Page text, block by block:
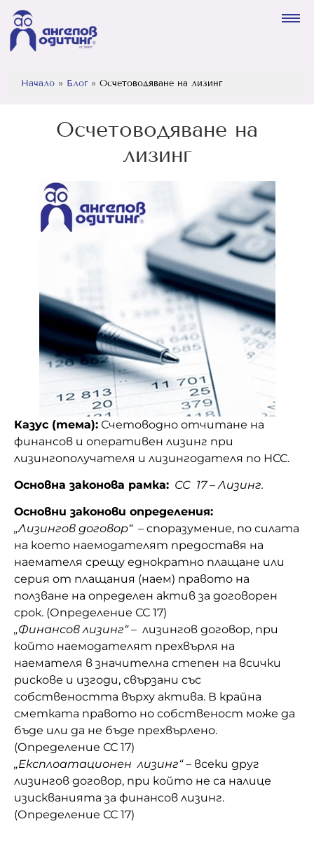
Начало » Блог» Осчетоводяване на лизинг
Осчетоводяване на
лизинг
Казус (тема): Счетоводно отчитане на
финансов и оперативен лизинг при
лизингополучателя и лизингодателя по НСС.
Основна законова рамка: СС 17 – Лизинг.
Основни законови определения:
„Лизингов договор“– споразумение, по силата
на което наемодателят предоставя на
наемателя срещу еднократно плащане или
серия от плащания (наем) правото на
ползване на определен актив за договорен
срок. (Определение СС 17)
„Финансов лизинг“– лизингов договор, при
който наемодателят прехвърля на
наемателя в значителна степен на всички
рискове и изгоди, свързани със
собствеността върху актива. В крайна
сметката правото но собственост може да
бъде или да не бъде прехвърлено.
(Определение СС 17)
„Експлоатационен лизинг“– всеки друг
лизингов договор, при който не са налице
изискванията за финансов лизинг.
(Определение СС 17)